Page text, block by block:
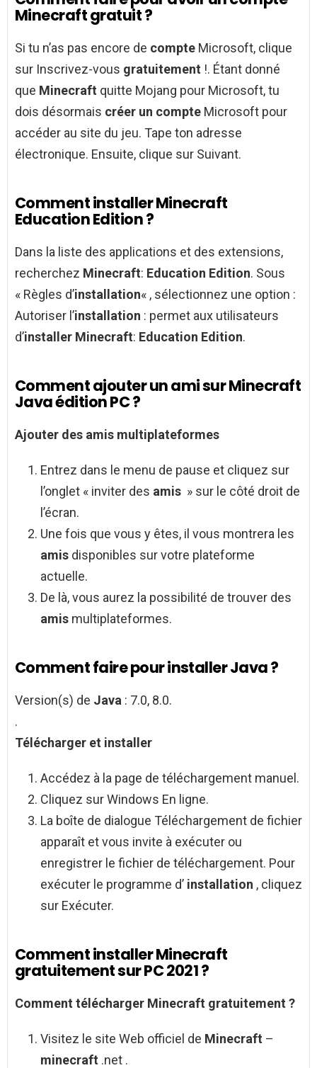
Minecraft gratuit ?
Si tu n’as pas encore de compte Microsoft, clique
sur Inscrivez-vous gratuitement !. Étant donné
que Minecraft quitte Mojang pour Microsoft, tu
dois désormais créer un compte Microsoft pour
accéder au site du jeu. Tape ton adresse
électronique. Ensuite, clique sur Suivant.
Comment installer Minecraft
Education Edition ?
Dans la liste des applications et des extensions,
recherchez Minecraft: Education Edition. Sous
« Règles d’installation« , sélectionnez une option :
Autoriser l’installation : permet aux utilisateurs
d’installer Minecraft: Education Edition.
Comment ajouter un ami sur Minecraft
Java édition PC ?
Ajouter des amis multiplateformes
Entrez dans le menu de pause et cliquez sur
l’onglet « inviter des amis » sur le côté droit de
l’écran.
Une fois que vous y êtes, il vous montrera les
amis disponibles sur votre plateforme
actuelle.
De là, vous aurez la possibilité de trouver des
amis multiplateformes.
Comment faire pour installer Java ?
Version(s) de Java : 7.0, 8.0.
.
Télécharger et installer
Accédez à la page de téléchargement manuel.
Cliquez sur Windows En ligne.
La boîte de dialogue Téléchargement de fichier
apparaît et vous invite à exécuter ou
enregistrer le fichier de téléchargement. Pour
exécuter le programme d’ installation , cliquez
sur Exécuter.
Comment installer Minecraft
gratuitement sur PC 2021 ?
Comment télécharger Minecraft gratuitement ?
Visitez le site Web officiel de Minecraft –
minecraft .net .